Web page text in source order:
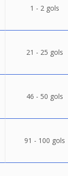
1 - 2 gols
21 - 25 gols
46 - 50 gols
91 - 100 gols